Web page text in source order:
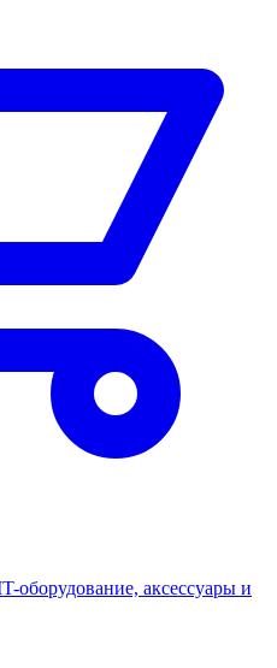
оборудование, аксессуары и